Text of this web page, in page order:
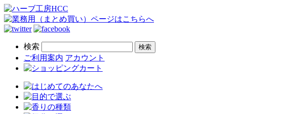
検索
ご利用案内 アカウント